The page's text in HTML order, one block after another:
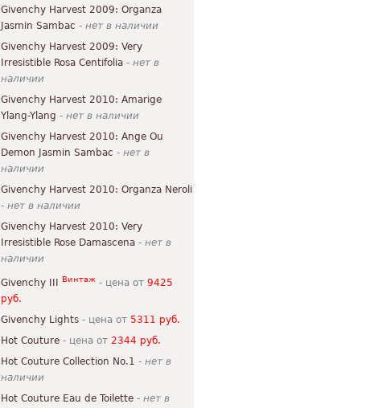
Givenchy Harvest 2009: Organza
Jasmin Sambac - нет в наличии
Givenchy Harvest 2009: Very
Irresistible Rosa Centifolia - нет в
наличии
Givenchy Harvest 2010: Amarige
Ylang-Ylang - нет в наличии
Givenchy Harvest 2010: Ange Ou
Demon Jasmin Sambac - нет в
наличии
Givenchy Harvest 2010: Organza Neroli
- нет в наличии
Givenchy Harvest 2010: Very
Irresistible Rose Damascena - нет в
наличии
Givenchy III Винтаж - цена от 9425
руб.
Givenchy Lights - цена от 5311 руб.
Hot Couture - цена от 2344 руб.
Hot Couture Collection No.1 - нет в
наличии
Hot Couture Eau de Toilette - нет в